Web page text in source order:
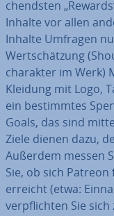
chends­ten
Inhalte vor allen
Inhalte Umfragen
Wert­schät­zung
cha­rak­ter im Werk)
Kleidung mit Logo,
ein be­stimm­tes
Goals, das sind
Ziele dienen dazu,
Außerdem messen
Sie, ob sich
erreicht (etwa:
ver­pflich­ten Sie sich